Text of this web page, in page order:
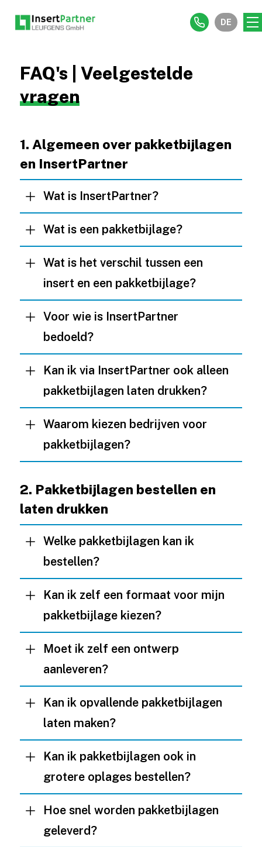
DE
FAQ's | Veelgestelde
vragen
1. Algemeen over pakketbijlagen
en InsertPartner
Wat is InsertPartner?
Wat is een pakketbijlage?
Wat is het verschil tussen een
insert en een pakketbijlage?
Voor wie is InsertPartner
bedoeld?
Kan ik via InsertPartner ook alleen
pakketbijlagen laten drukken?
Waarom kiezen bedrijven voor
pakketbijlagen?
2. Pakketbijlagen bestellen en
laten drukken
Welke pakketbijlagen kan ik
bestellen?
Kan ik zelf een formaat voor mijn
pakketbijlage kiezen?
Moet ik zelf een ontwerp
aanleveren?
Kan ik opvallende pakketbijlagen
laten maken?
Kan ik pakketbijlagen ook in
grotere oplages bestellen?
Hoe snel worden pakketbijlagen
geleverd?